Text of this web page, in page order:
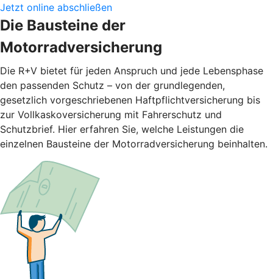
Jetzt online abschließen
Die Bausteine der
Motorradversicherung
Die R+V bietet für jeden Anspruch und jede Lebensphase
den passenden Schutz – von der grundlegenden,
gesetzlich vorgeschriebenen Haftpflichtversicherung bis
zur Vollkaskoversicherung mit Fahrerschutz und
Schutzbrief. Hier erfahren Sie, welche Leistungen die
einzelnen Bausteine der Motorradversicherung beinhalten.